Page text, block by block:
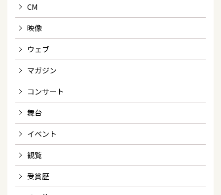
CM
映像
ウェブ
マガジン
コンサート
舞台
イベント
観覧
受賞歴